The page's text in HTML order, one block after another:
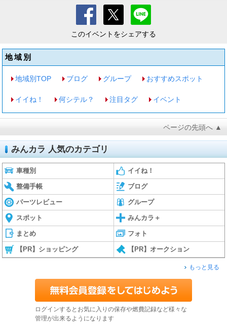
このイベントをシェアする
地域別
地域別TOP ブログ グループ おすすめスポット
イイね！ 何シテル？ 注目タグ イベント
ページの先頭へ ▲
みんカラ 人気のカテゴリ
車種別 イイね！
整備手帳 ブログ
パーツレビュー グループ
スポット みんカラ＋
まとめ フォト
【PR】ショッピング 【PR】オークション
もっと見る
ログインするとお気に入りの保存や燃費記録など様々な
管理が出来るようになります